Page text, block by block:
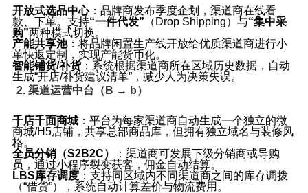
开放式选品中心：品牌商发布季度企划，渠道商在线看
款、下单。支持“一件代发” （Drop Shipping）与“集中采
购”两种模式切换。
产能共享池：将品牌闲置生产线开放给优质渠道商进行小
单快返定制，实现产能货币化。
智能铺货/补货：系统根据渠道商所在区域历史数据，自动
生成“开店/补货建议清单”，减少人为决策失误。
2. 渠道运营中台（B → b）
千店千面商城：平台为每家渠道商自动生成一个独立的微
商城/H5店铺，共享总部商品库，但拥有独立域名与装修风
格。
全员分销（S2B2C）
：渠道商可发展下级分销商或导购
员，通过小程序裂变获客，佣金自动结算。
LBS库存调度：支持同区域内不同渠道商之间的库存调拨
（“借货”），系统自动计算差价与物流费用。